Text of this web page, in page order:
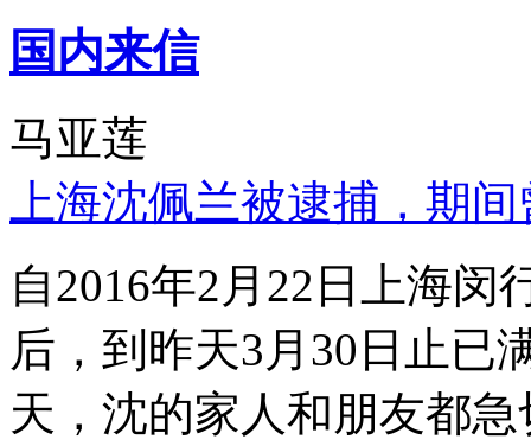
国内来信
马亚莲
上海沈佩兰被逮捕，期
自2016年2月22日上海
后，到昨天3月30日止已
天，沈的家人和朋友都